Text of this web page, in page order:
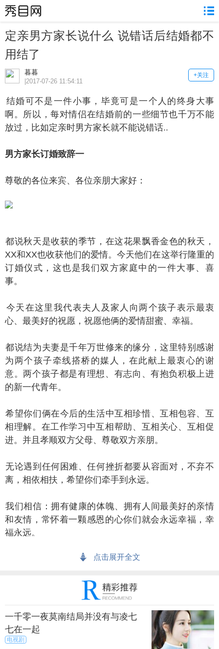
定亲男方家长说什么 说错话后结婚都不
用结了
暮暮 +关注
|2017-07-26 11:54:11
可不是一件小事，毕竟可是一个人的终身大事
啊。所以，每对情侣在结婚前的一些细节也千万不能
放过，比如定亲时男方家长就不能说错话..
家长订婚致辞一
的各位来宾、各位亲朋大家好：
秋天是收获的季节，在这花果飘香金色的秋天，
XX和XX也收获他们的爱情。今天他们在这举行隆重的
订婚仪式，这也是我们双方家庭中的一件大事、喜
事。
在这里我代表夫人及家人向两个孩子表示最衷
心、最美好的祝愿，祝愿他俩的爱情甜蜜、幸福。
结为夫妻是千年万世修来的缘分，这里特别感谢
为两个孩子牵线搭桥的媒人，在此献上最衷心的谢
意。两个孩子都是有理想、有志向、有抱负积极上进
的新一代青年。
你们俩在今后的生活中互相珍惜、互相包容、互
相理解。在工作学习中互相帮助、互相关心、互相促
进。并且孝顺双方父母、尊敬双方亲朋。
遇到任何困难、任何挫折都要从容面对，不弃不
离，相依相扶，希望你们牵手到永远。
相信：拥有健康的体魄、拥有人间最美好的亲情
和友情，常怀着一颗感恩的心你们就会永远幸福，幸
福永远。
家长订婚致辞二
的各位来宾、亲戚朋友：
好!
，我感谢各位亲友来到这里参加我儿子xx和xx的
点击展开全文
一千零一夜莫南结局并没有与凌七
七在一起
电视剧